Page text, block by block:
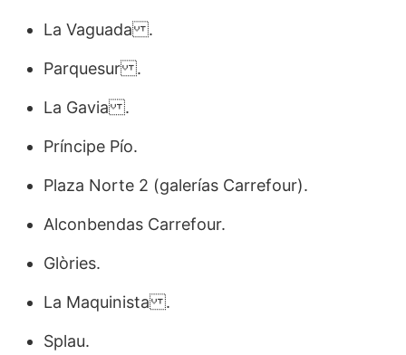
La Vaguada .
Parquesur .
La Gavia .
Príncipe Pío.
Plaza Norte 2 (galerías Carrefour).
Alconbendas Carrefour.
Glòries.
La Maquinista .
Splau.